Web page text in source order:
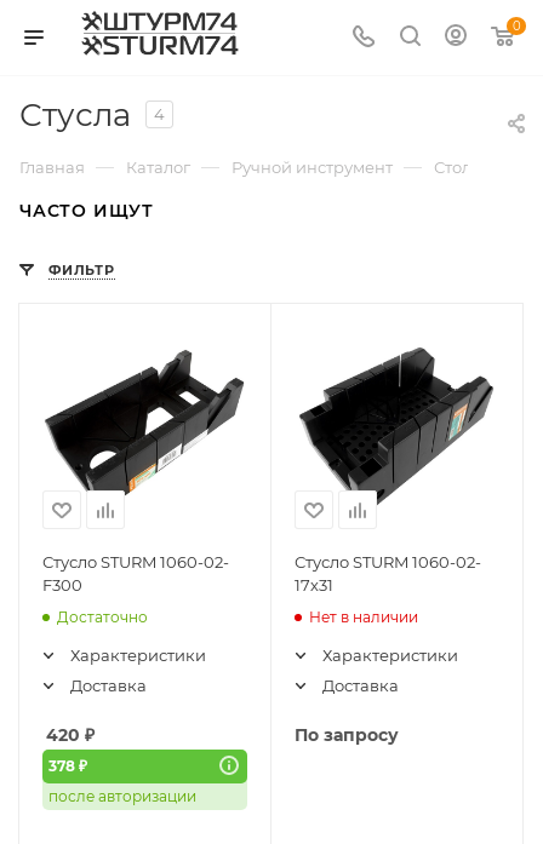
0
Стусла 4
Главная — Каталог — Ручной инструмент — Столярный
ЧАСТО ИЩУТ
ФИЛЬТР
Стусло STURM 1060-02-
F300
Достаточно
Характеристики
Доставка
420 ₽
378 ₽
после авторизации
Стусло STURM 1060-02-
17х31
Нет в наличии
Характеристики
Доставка
По запросу